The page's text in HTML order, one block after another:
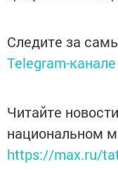
Следите за
Telegram-канале
Читайте
национальном
https://max.ru/